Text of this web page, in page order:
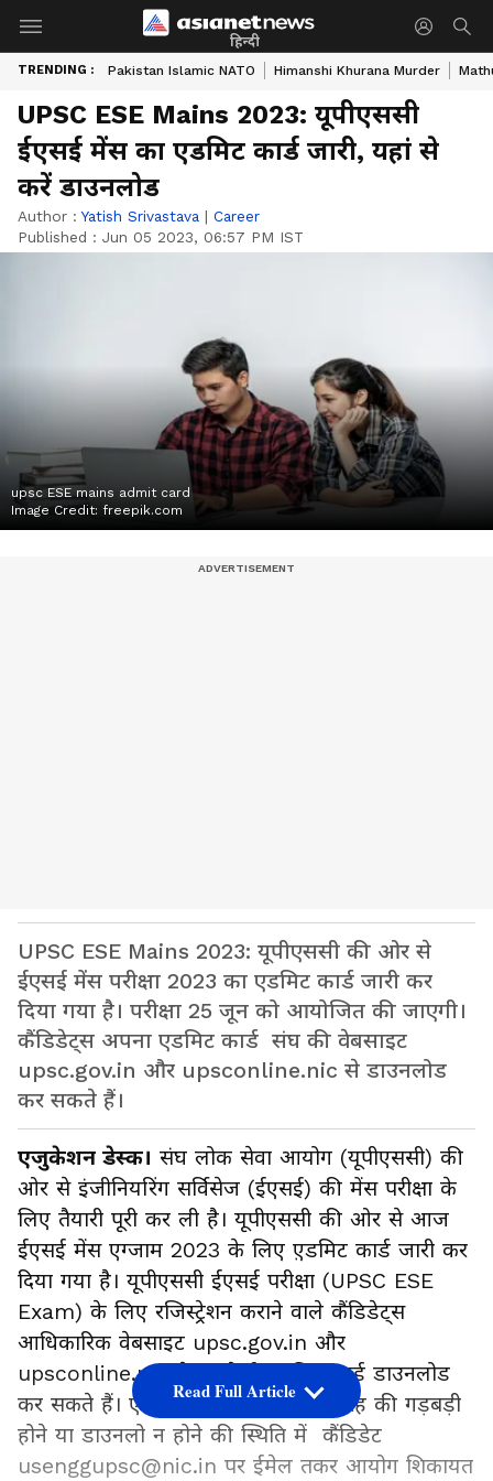
हिन्दी
TRENDING : Pakistan Islamic NATO Himanshi Khurana Murder
UPSC ESE Mains 2023: यूपीएससी
ईएसई मेंस का एडमिट कार्ड जारी, यहां से
करें डाउनलोड
Author :Yatish Srivastava | Career
Published : Jun 05 2023, 06:57 PM IST
upsc ESE mains admit card
Image Credit: freepik.com
UPSC ESE Mains 2023: यूपीएससी की ओर से
ईएसई मेंस परीक्षा 2023 का एडमिट कार्ड जारी कर
दिया गया है। परीक्षा 25 जून को आयोजित की जाएगी।
कैंडिडेट्स अपना एडमिट कार्ड संघ की वेबसाइट
upsc.gov.in और upsconline.nic से डाउनलोड
कर सकते हैं।
एजुकेशन डेस्क। संघ लोक सेवा आयोग (यूपीएससी) की
ओर से इंजीनियरिंग सर्विसेज (ईएसई) की मेंस परीक्षा के
लिए तैयारी पूरी कर ली है। यूपीएससी की ओर से आज
ईएसई मेंस एग्जाम 2023 के लिए ए़डमिट कार्ड जारी कर
दिया गया है। यूपीएससी ईएसई परीक्षा (UPSC ESE
Exam) के लिए रजिस्ट्रेशन कराने वाले कैंडिडेट्स
आधिकारिक वेबसाइट upsc.gov.in और
upsconline.nic से अपने ई-एडमिट कार्ड डाउनलोड
कर सकते हैं। एडमिट कार्ड में किसी भी तरह की गड़बड़ी
होने या डाउनलो न होने की स्थिति में कैंडिडेट
usenggupsc@nic.in पर ईमेल तकर आयोग शिकायत
Read Full Article